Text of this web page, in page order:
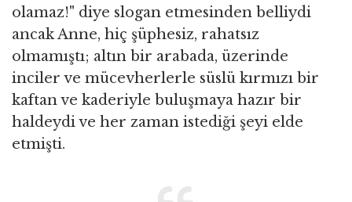
olamaz!" diye slogan etmesinden belliydi
ancak Anne, hiç şüphesiz, rahatsız
olmamıştı; altın bir arabada, üzerinde
inciler ve mücevherlerle süslü kırmızı bir
kaftan ve kaderiyle buluşmaya hazır bir
haldeydi ve her zaman istediği şeyi elde
etmişti.